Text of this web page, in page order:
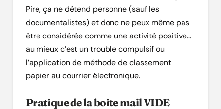
Pire, ça ne détend personne (sauf les
documentalistes) et donc ne peux même pas
être considérée comme une activité positive…
au mieux c’est un trouble compulsif ou
l’application de méthode de classement
papier au courrier électronique.
Pratique de la boite mail VIDE